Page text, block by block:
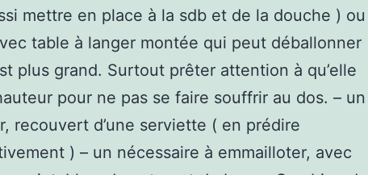
mettre en place à la sdb et de la douche ) ou
table à langer montée qui peut déballonner
plus grand. Surtout prêter attention à qu’elle
pour ne pas se faire souffrir au dos. – un
recouvert d’une serviette ( en prédire
) – un nécessaire à emmailloter, avec